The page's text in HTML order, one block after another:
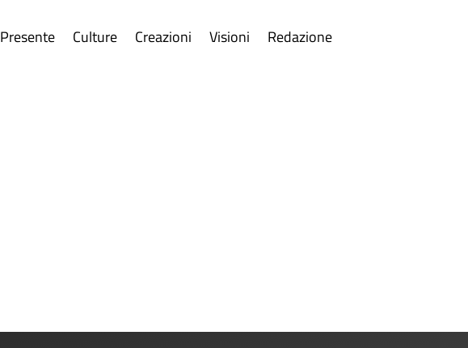
Presente Culture Creazioni Visioni Redazione